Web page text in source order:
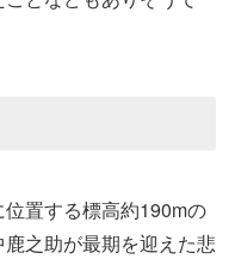
置する標高約190mの
之助が最期を迎えた悲